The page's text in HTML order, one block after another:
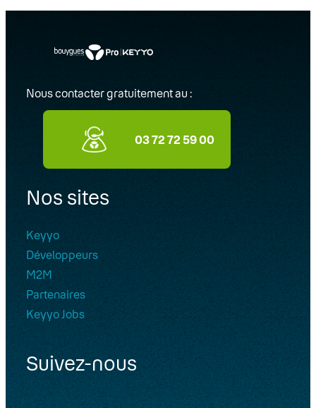
Nous contacter gratuitement au :
03 72 72 59 00
Nos sites
Keyyo
Développeurs
M2M
Partenaires
Keyyo Jobs
Suivez-nous